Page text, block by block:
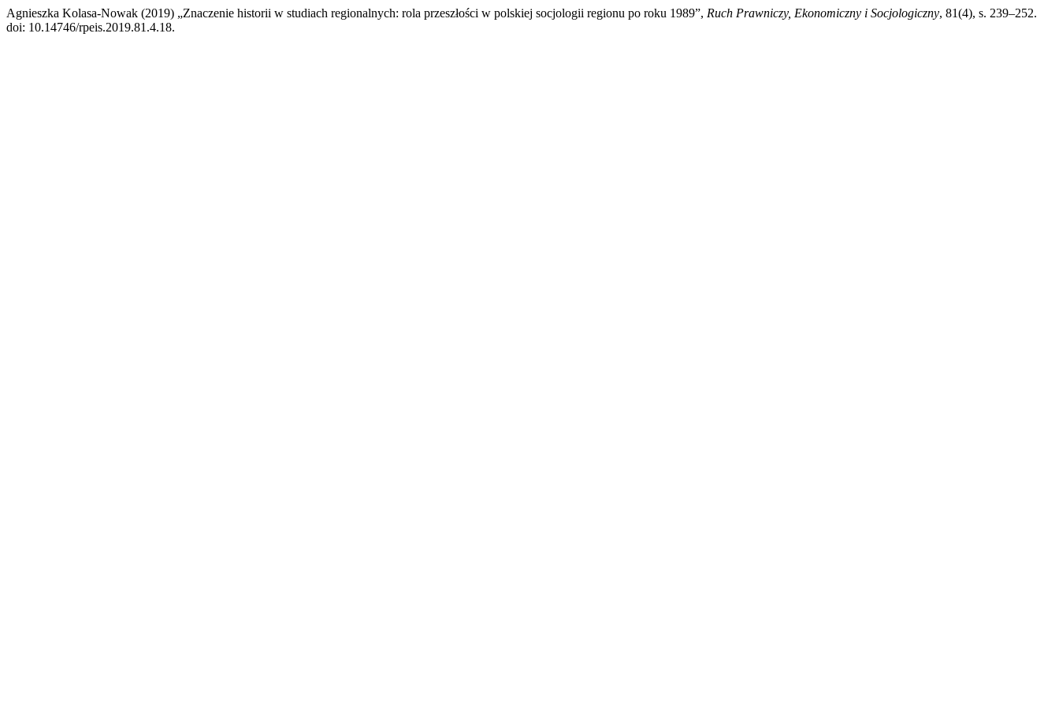
Agnieszka Kolasa-Nowak (2019) „Znaczenie historii w studiach regionalnych: rola przeszłości w polskiej socjologii regionu po roku 1989”, Ruch Prawniczy, Ekonomiczny i Socjologiczny, 81(4), s. 239–252.
doi: 10.14746/rpeis.2019.81.4.18.